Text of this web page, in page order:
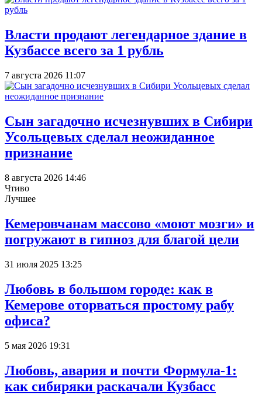
Власти продают легендарное здание в
Кузбассе всего за 1 рубль
7 августа 2026 11:07
Сын загадочно исчезнувших в Сибири
Усольцевых сделал неожиданное
признание
8 августа 2026 14:46
Чтиво
Лучшее
Кемеровчанам массово «моют мозги» и
погружают в гипноз для благой цели
31 июля 2025 13:25
Любовь в большом городе: как в
Кемерове оторваться простому рабу
офиса?
5 мая 2026 19:31
Любовь, авария и почти Формула-1:
как сибиряки раскачали Кузбасс